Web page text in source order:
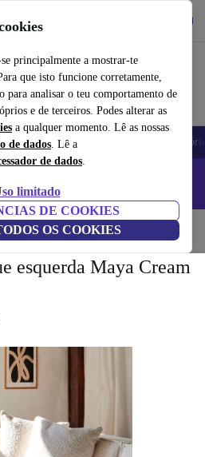
principalmente a mostrar-te
que isto funcione corretamente,
para analisar o teu comportamento de
e de terceiros. Podes alterar as
a qualquer momento. Lê as nossas
de dados. Lê a
de dados.
limitado
DE COOKIES
OS COOKIES
e fácil
Tablets
os iPhones – Código:
esquerda Maya Cream